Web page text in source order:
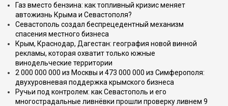
Газ вместо бензина: как топливный кризис меняет
автожизнь Крыма и Севастополя?
Севастополь создал беспрецедентный механизм
спасения местного бизнеса
Крым, Краснодар, Дагестан: география новой винной
рекламы, которая охватит только южные
винодельческие территории
2 000 000 000 из Москвы и 473 000 000 из Симферополя:
двухуровневая поддержка крымского бизнеса
Ручьи под контролем: как Севастополь и его
многострадальные ливнёвки прошли проверку ливнем 9